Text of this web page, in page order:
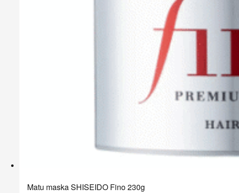
Matu maska SHISEIDO Fino 230g